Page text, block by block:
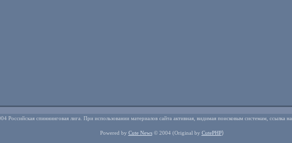
Российская спиннинговая лига. При использовании материалов сайта активная, видимая поисковым системам, ссылка на
Powered by Cute News© 2004 (Original by CutePHP)